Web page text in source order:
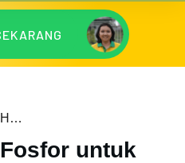
Inilah Manfaat Fosfor untuk Hidup Lebih Berkualitas!
untuk